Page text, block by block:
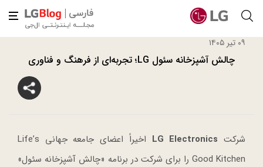
۰۹ تیر ۱۴۰۵
چالش آشپزخانه سئول LG؛ تجربه‌ای از فرهنگ و فناوری
شرکت LG Electronics
اخیراً اعضای جامعه جهانی Life’s
Good Kitchen را برای شرکت در برنامه «چالش آشپزخانه سئول»